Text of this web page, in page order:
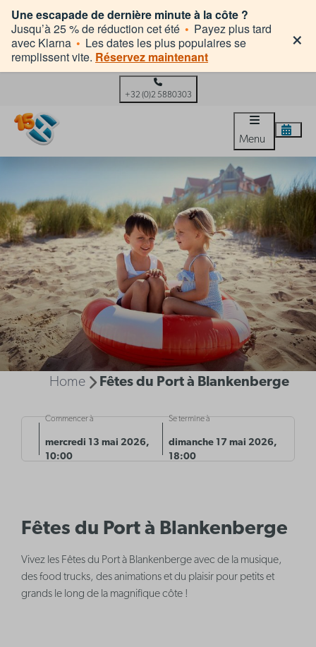
Une escapade de dernière minute à la côte ?
Jusqu’à 25 % de réduction cet été • Payez plus tard
avec Klarna • Les dates les plus populaires se
remplissent vite. Réservez maintenant
×
+32 (0)2 5880303
Menu
Home Fêtes du Port à Blankenberge
Commencer à
mercredi 13 mai 2026,
10:00
Se termine à
dimanche 17 mai 2026,
18:00
Fêtes du Port à Blankenberge
Vivez les Fêtes du Port à Blankenberge avec de la musique,
des food trucks, des animations et du plaisir pour petits et
grands le long de la magnifique côte !